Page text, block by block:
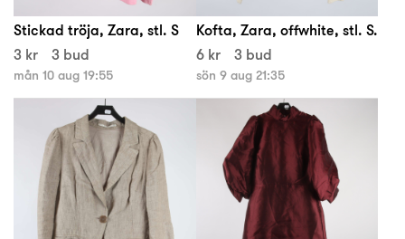
Stickad tröja, Zara, stl. S
3 kr
3 bud
mån 10 aug 19:55
Kofta, Zara, offwhite, stl. S.
6 kr
3 bud
sön 9 aug 21:35